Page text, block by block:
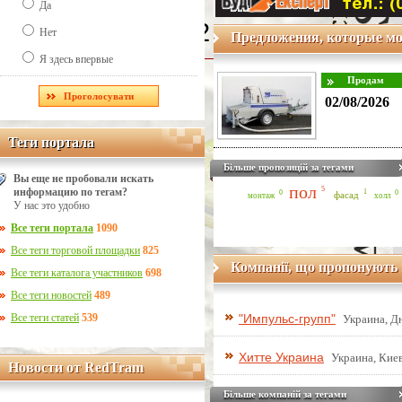
Line Number: 42
Да
Нет
Я здесь впервые
Теги портала
Теги портала
Вы еще не пробовали искать
информацию по тегам?
У нас это удобно
Все теги портала 1090
Все теги торговой площадки 825
Все теги каталога участников 698
Все теги новостей 489
Все теги статей 539
Новости от RedTram
Новости от RedTram
Предложения, которые
02/08/2026
Більше пропозицій за тегами
монтаж 0 пол 5
фасад 1 холл 0
Компанії, що пропонують
"Импульс-групп" Украина,
Хитте Украина Украина,
Більше компаній за тегами